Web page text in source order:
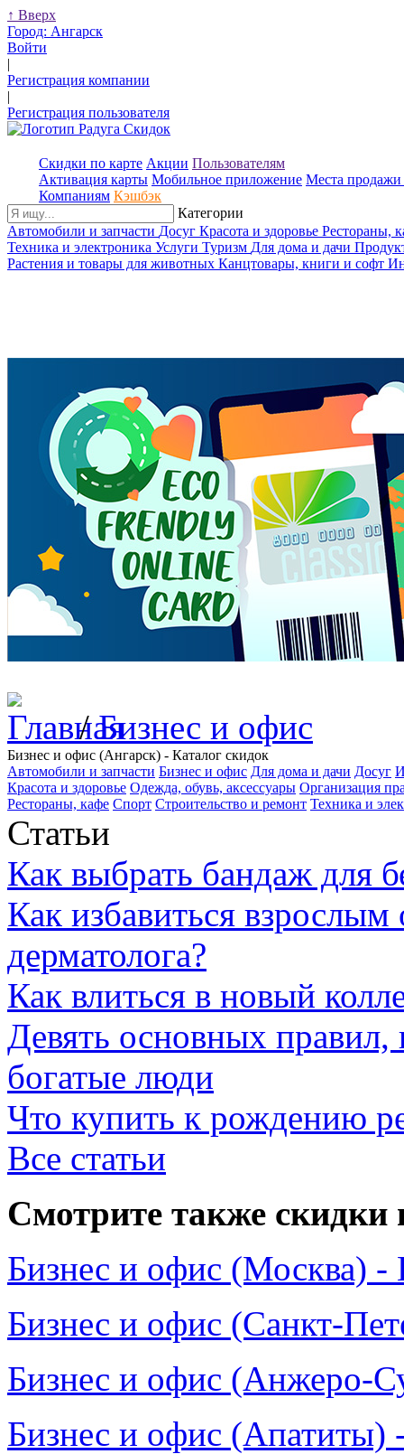
↑ Вверх
Город: Ангарск
Войти
|
Регистрация компании
|
Регистрация пользователя
Скидки по карте Акции Пользователям
Активация карты Мобильное приложение Места продажи
Компаниям Кэшбэк
Категории
Автомобили и запчасти Досуг Красота и здоровье Рестораны,
Техника и электроника Услуги Туризм Для дома и дачи
Растения и товары для животных Канцтовары, книги и софт
/Бизнес и офис
Бизнес и офис (Ангарск) - Каталог скидок
Автомобили и запчасти Бизнес и офис Для дома и дачи Досуг
Красота и здоровье Одежда, обувь, аксессуары Организация
Рестораны, кафе Спорт Строительство и ремонт Техника и
Статьи
Как выбрать бандаж для
Как избавиться
дерматолога?
Как влиться в новый
Девять основных
богатые люди
Что купить к рождению
Все статьи
Смотрите также скидки
Бизнес и офис (Москва) -
Бизнес и офис (Санкт-
Бизнес и офис (Анжеро-
Бизнес и офис (Апатиты)